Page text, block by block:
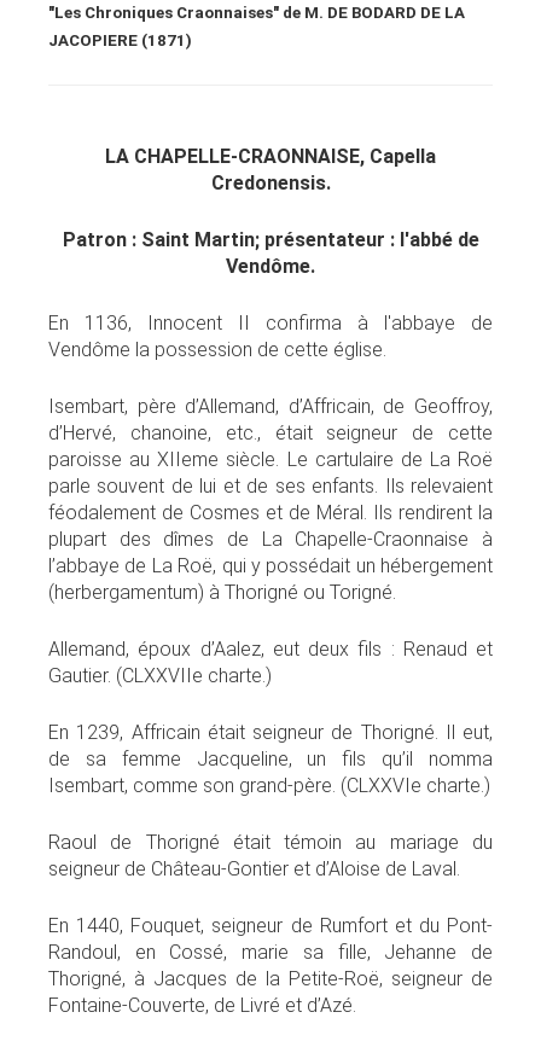
"Les Chroniques Craonnaises" de M. DE BODARD DE LA
JACOPIERE (1871)
LA CHAPELLE-CRAONNAISE, Capella
Credonensis.
Patron : Saint Martin; présentateur : l'abbé de
Vendôme.
En 1136, Innocent II confirma à l'abbaye de
Vendôme la possession de cette église.
Isembart, père d’Allemand, d’Affricain, de Geoffroy,
d’Hervé, chanoine, etc., était seigneur de cette
paroisse au XIIeme siècle. Le cartulaire de La Roë
parle souvent de lui et de ses enfants. Ils relevaient
féodalement de Cosmes et de Méral. Ils rendirent la
plupart des dîmes de La Chapelle-Craonnaise à
l’abbaye de La Roë, qui y possédait un hébergement
(herbergamentum) à Thorigné ou Torigné.
Allemand, époux d’Aalez, eut deux fils : Renaud et
Gautier. (CLXXVIIe charte.)
En 1239, Affricain était seigneur de Thorigné. Il eut,
de sa femme Jacqueline, un fils qu’il nomma
Isembart, comme son grand-père. (CLXXVIe charte.)
Raoul de Thorigné était témoin au mariage du
seigneur de Château-Gontier et d’Aloise de Laval.
En 1440, Fouquet, seigneur de Rumfort et du Pont-
Randoul, en Cossé, marie sa fille, Jehanne de
Thorigné, à Jacques de la Petite-Roë, seigneur de
Fontaine-Couverte, de Livré et d’Azé.